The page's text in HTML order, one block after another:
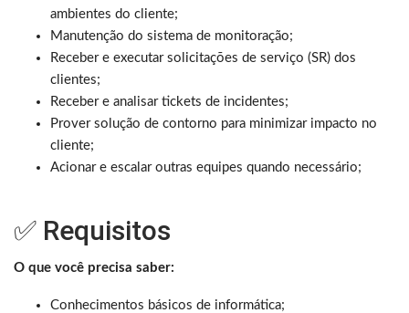
ambientes do cliente;
Manutenção do sistema de monitoração;
Receber e executar solicitações de serviço (SR) dos
clientes;
Receber e analisar tickets de incidentes;
Prover solução de contorno para minimizar impacto no
cliente;
Acionar e escalar outras equipes quando necessário;
✅ Requisitos
O que você precisa saber:
Conhecimentos básicos de informática;